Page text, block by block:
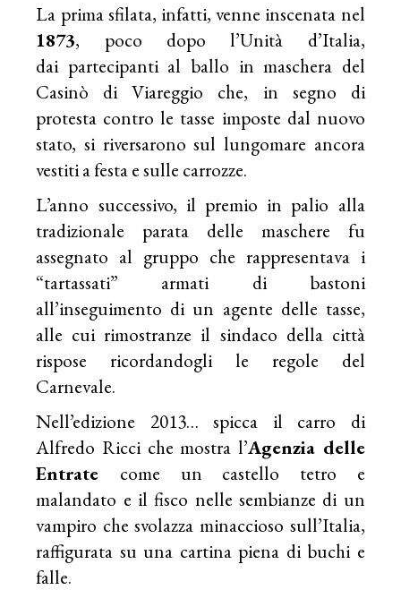
La prima sfilata, infatti, venne inscenata nel
1873, poco dopo l’Unità d’Italia,
dai partecipanti al ballo in maschera del
Casinò di Viareggio che, in segno di
protesta contro le tasse imposte dal nuovo
stato, si riversarono sul lungomare ancora
vestiti a festa e sulle carrozze.
L’anno successivo, il premio in palio alla
tradizionale parata delle maschere fu
assegnato al gruppo che rappresentava i
“tartassati” armati di bastoni
all’inseguimento di un agente delle tasse,
alle cui rimostranze il sindaco della città
rispose ricordandogli le regole del
Carnevale.
Nell’edizione 2013… spicca il carro di
Alfredo Ricci che mostra l’Agenzia delle
Entrate come un castello tetro e
malandato e il fisco nelle sembianze di un
vampiro che svolazza minaccioso sull’Italia,
raffigurata su una cartina piena di buchi e
falle.